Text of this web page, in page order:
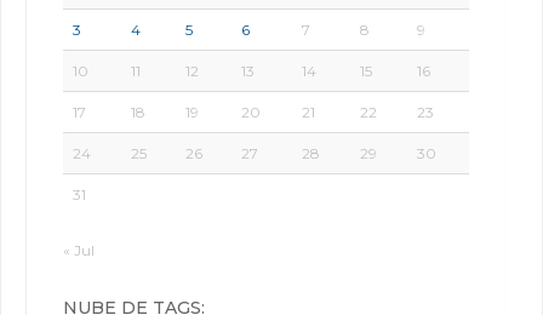
3 4 5 6 7 8 9
10 11 12 13 14 15 16
17 18 19 20 21 22 23
24 25 26 27 28 29 30
31
« Jul
NUBE DE TAGS: